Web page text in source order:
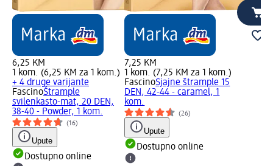
6,25 KM
1 kom. (6,25 KM za 1 kom.)
+ 4 druge varijante
FascinoŠtrample
svilenkasto-mat, 20 DEN,
38-40 - Powder, 1 kom.
(16)
Upute
Dostupno online
7,25 KM
1 kom. (7,25 KM za 1 kom.)
FascinoSjajne štrample 15
DEN, 42-44 - caramel, 1
kom.
(26)
Upute
Dostupno online